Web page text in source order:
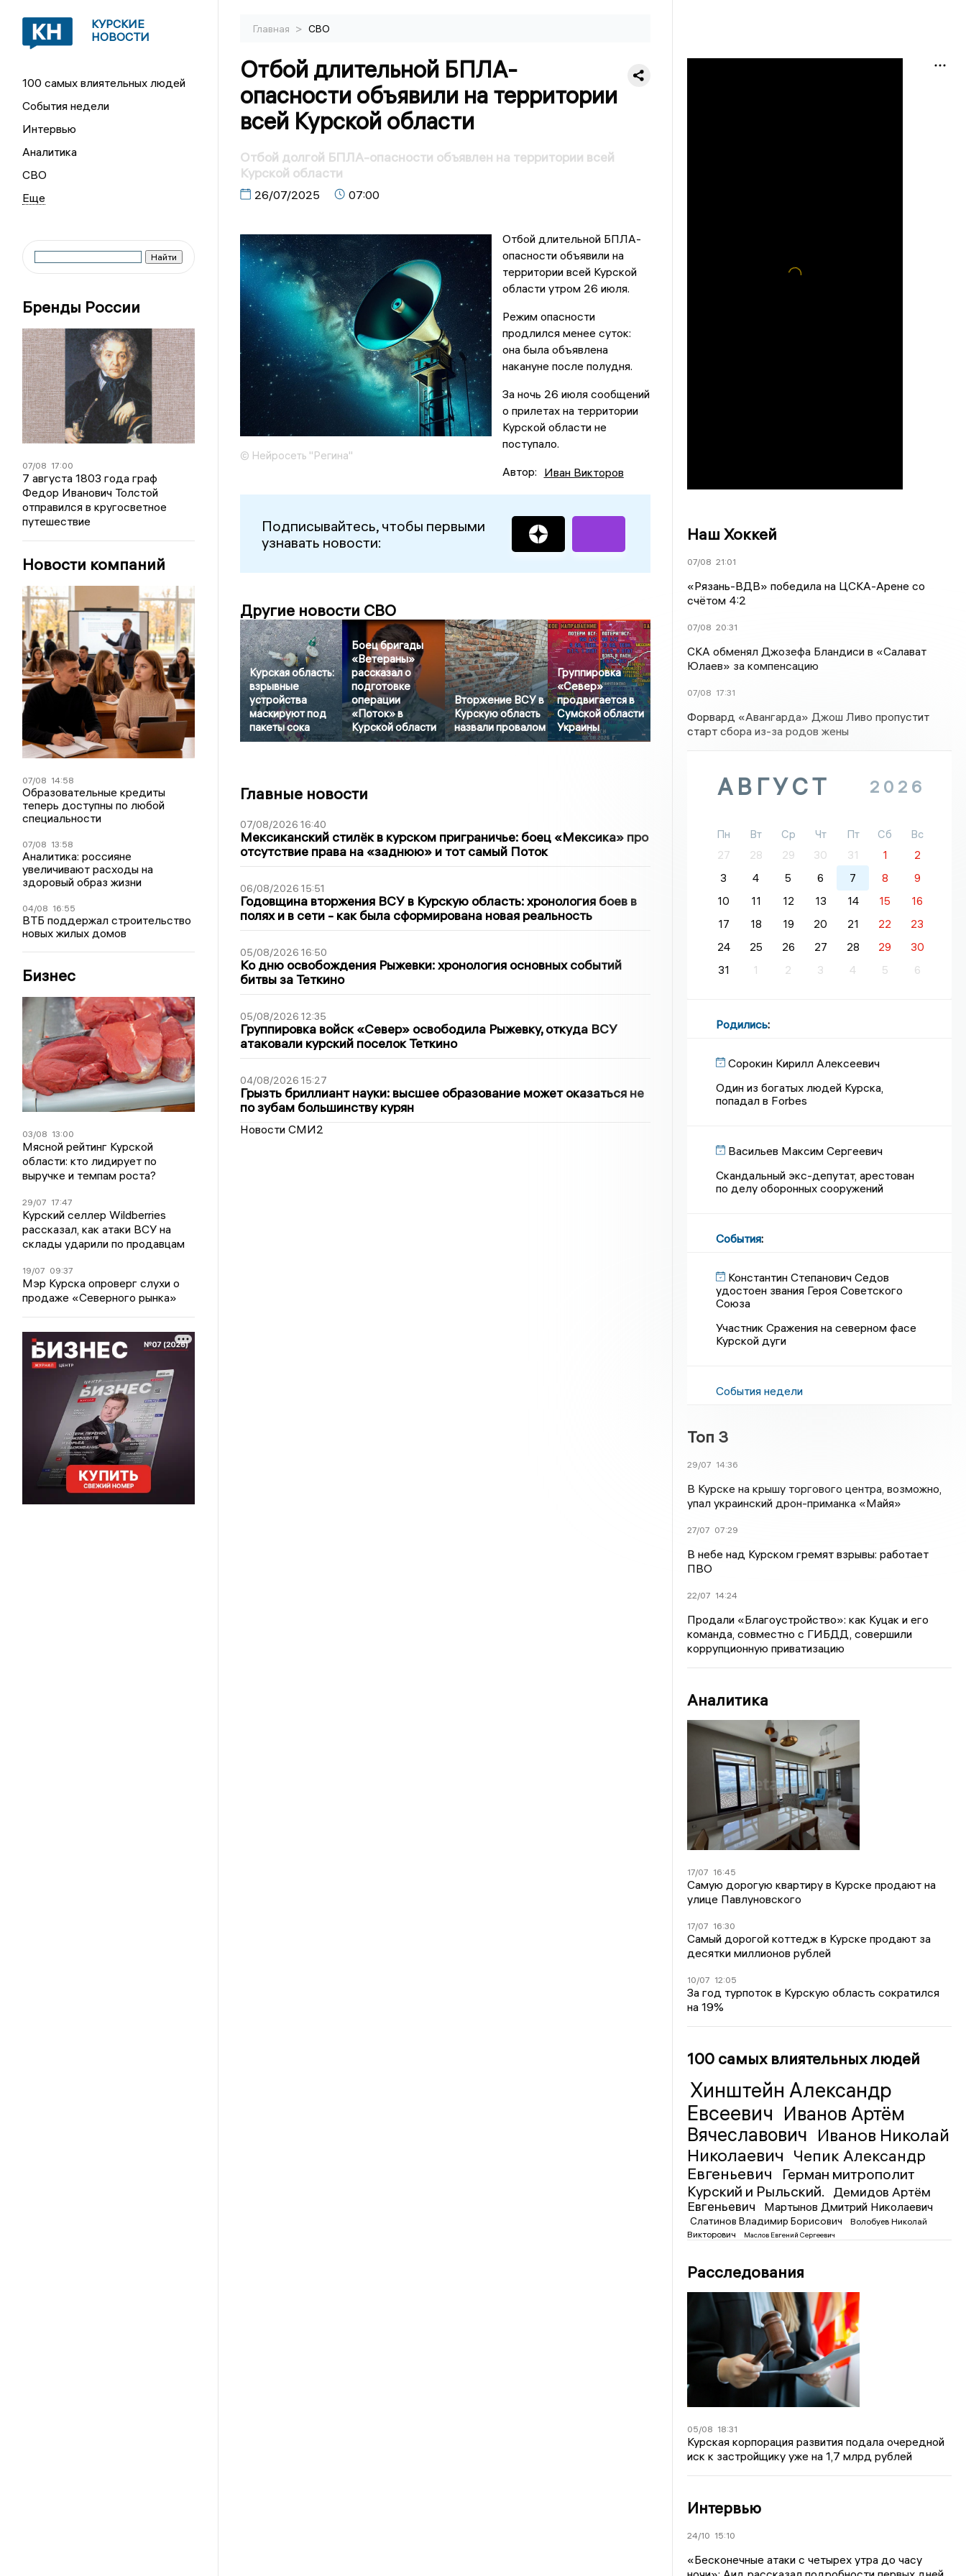
КУРСКИЕ
НОВОСТИ
100 самых влиятельных людей
События недели
Интервью
Аналитика
СВО
Бренды России
07/08 17:00
7 августа 1803 года граф
Федор Иванович Толстой
отправился в кругосветное
путешествие
Новости компаний
07/08 14:58
Образовательные кредиты
теперь доступны по любой
специальности
07/08 13:58
Аналитика: россияне
увеличивают расходы на
здоровый образ жизни
04/08 16:55
ВТБ поддержал строительство
новых жилых домов
Бизнес
03/08 13:00
Мясной рейтинг Курской
области: кто лидирует по
выручке и темпам роста?
29/07 17:47
Курский селлер Wildberries
рассказал, как атаки ВСУ на
склады ударили по продавцам
19/07 09:37
Мэр Курска опроверг слухи о
продаже «Северного рынка»
Главная > СВО
Отбой длительной БПЛА-
опасности объявили на территории
всей Курской области
Отбой долгой БПЛА-опасности объявлен на территории всей
Курской области
26/07/2025 07:00
© Нейросеть "Регина"
Отбой длительной БПЛА-
опасности объявили на
территории всей Курской
области утром 26 июля.
Режим опасности
продлился менее суток:
она была объявлена
накануне после полудня.
За ночь 26 июля сообщений
о прилетах на территории
Курской области не
поступало.
Автор: Иван Викторов
Подписывайтесь, чтобы первыми
узнавать новости:
Другие новости СВО
Курская область:
взрывные
устройства
маскируют под
пакеты сока
Боец бригады
«Ветераны»
рассказал о
подготовке
операции
«Поток» в
Курской области
Вторжение ВСУ в
Курскую область
назвали провалом
Группировка
«Север»
продвигается в
Сумской области
Украины
Главные новости
07/08/2026 16:40
Мексиканский стилёк в курском приграничье: боец «Мексика» про
отсутствие права на «заднюю» и тот самый Поток
06/08/2026 15:51
Годовщина вторжения ВСУ в Курскую область: хронология боев в
полях и в сети - как была сформирована новая реальность
05/08/2026 16:50
Ко дню освобождения Рыжевки: хронология основных событий
битвы за Теткино
05/08/2026 12:35
Группировка войск «Север» освободила Рыжевку, откуда ВСУ
атаковали курский поселок Теткино
04/08/2026 15:27
Грызть бриллиант науки: высшее образование может оказаться не
по зубам большинству курян
Новости СМИ2
Наш Хоккей
07/08 21:01
«Рязань-ВДВ» победила на ЦСКА-Арене со
счётом 4:2
07/08 20:31
СКА обменял Джозефа Бландиси в «Салават
Юлаев» за компенсацию
07/08 17:31
Форвард «Авангарда» Джош Ливо пропустит
старт сбора из-за родов жены
АВГУСТ 2026
Пн Вт Ср Чт Пт Сб
Вс
27
28 29 30 31 1
2
3
4 5 6 7 8
9
10
11 12 13 14 15
16
17
18 19 20 21 22
23
24
25 26 27 28 29
30
31
1 2 3 4 5 6
Родились:
Сорокин Кирилл Алексеевич
Один из богатых людей Курска,
попадал в Forbes
Васильев Максим Сергеевич
Скандальный экс-депутат, арестован
по делу оборонных сооружений
События:
Константин Степанович Седов
удостоен звания Героя Советского
Союза
Участник Сражения на северном фасе
Курской дуги
События недели
Топ 3
29/07 14:36
В Курске на крышу торгового центра, возможно,
упал украинский дрон-приманка «Майя»
27/07 07:29
В небе над Курском гремят взрывы: работает
ПВО
22/07 14:24
Продали «Благоустройство»: как Куцак и его
команда, совместно с ГИБДД, совершили
коррупционную приватизацию
Аналитика
17/07 16:45
Самую дорогую квартиру в Курске продают на
улице Павлуновского
17/07 16:30
Самый дорогой коттедж в Курске продают за
десятки миллионов рублей
10/07 12:05
За год турпоток в Курскую область сократился
на 19%
100 самых влиятельных людей
Хинштейн Александр
Евсеевич Иванов Артём
Вячеславович Иванов Николай
Николаевич Чепик Александр
Евгеньевич
Герман митрополит
Курский и Рыльский.
Демидов Артём
Евгеньевич
Мартынов Дмитрий Николаевич
Слатинов Владимир Борисович
Волобуев Николай
Викторович
Маслов Евгений Сергеевич
Расследования
05/08 18:31
Курская корпорация развития подала очередной
иск к застройщику уже на 1,7 млрд рублей
Интервью
24/10 15:10
«Бесконечные атаки с четырех утра до часу